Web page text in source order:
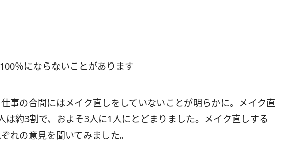
％にならないことがあります
事の合間にはメイク直しをしていないことが明らかに。メイク直
は約3割で、およそ3人に1人にとどまりました。メイク直しする
れの意見を聞いてみました。